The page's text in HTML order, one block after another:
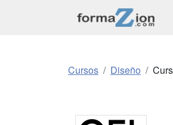
Cursos Diseño